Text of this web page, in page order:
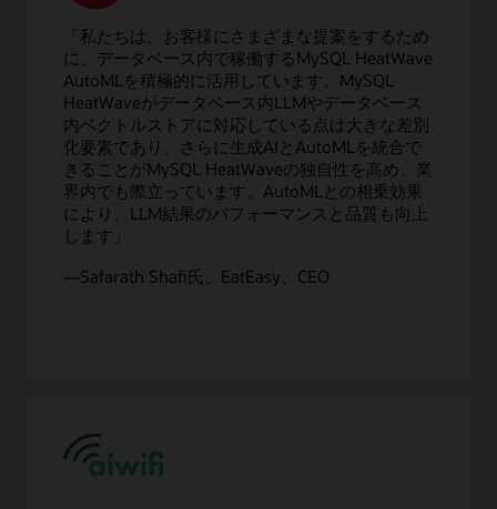
「私たちは、お客様にさまざまな提案をするため
に、データベース内で稼働するMySQL HeatWave
AutoMLを積極的に活用しています。MySQL
HeatWaveがデータベース内LLMやデータベース
内ベクトルストアに対応している点は大きな差別
化要素であり、さらに生成AIとAutoMLを統合で
きることがMySQL HeatWaveの独自性を高め、業
界内でも際立っています。AutoMLとの相乗効果
により、LLM結果のパフォーマンスと品質も向上
します」
—Safarath Shafi氏、EatEasy、CEO